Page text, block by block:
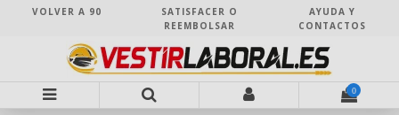
VOLVER A 90
SATISFACER O
REEMBOLSAR
AYUDA Y
CONTACTOS
0